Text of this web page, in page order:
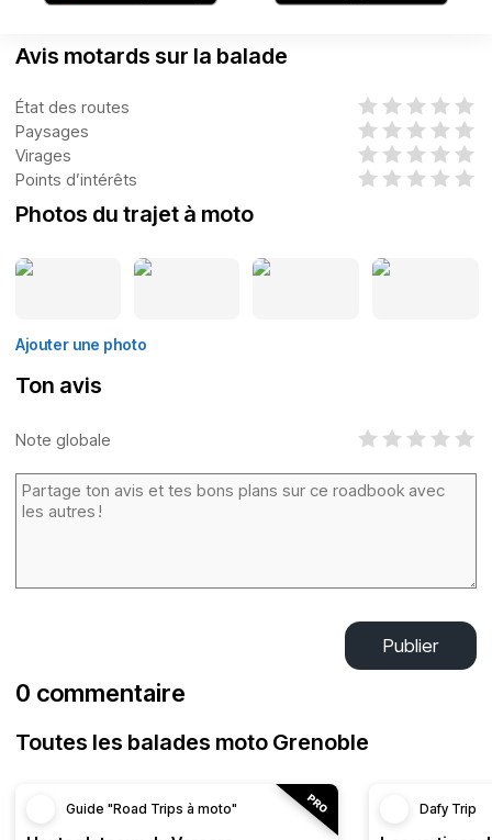
Avis motards sur la balade
État des routes
Paysages
Virages
Points d’intérêts
Photos du trajet à moto
Ajouter une photo
Ton avis
Note globale
Publier
0 commentaire
Toutes les balades moto Grenoble
Guide "Road Trips à moto" Dafy Trip